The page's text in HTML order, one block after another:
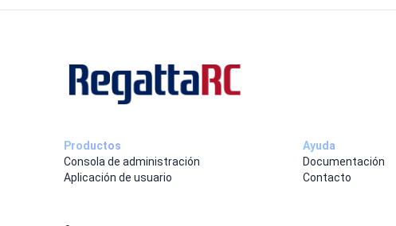
Productos
Consola de administración
Aplicación de usuario
Ayuda
Documentación
Contacto